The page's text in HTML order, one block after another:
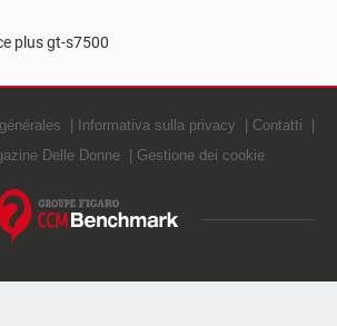
plus gt-s7500
Informativa sulla privacy
Contatti
Delle Donne Gestione dei cookie